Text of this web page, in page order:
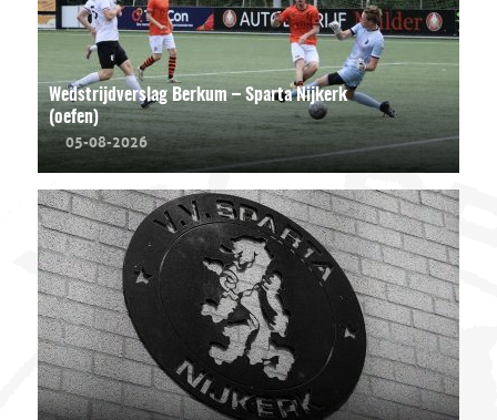
Wedstrijdverslag Berkum – Sparta Nijkerk
(oefen)
05-08-2026